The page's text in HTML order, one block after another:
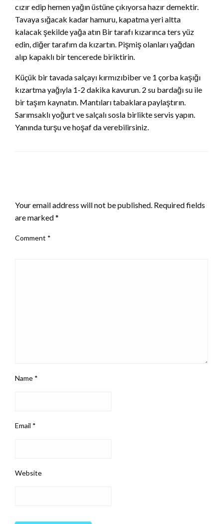
cızır edip hemen yağın üstüne çıkıyorsa hazır demektir.
Tavaya sığacak kadar hamuru, kapatma yeri altta
kalacak şekilde yağa atın Bir tarafı kızarınca ters yüz
edin, diğer tarafım da kızartın. Pişmiş olanları yağdan
alıp kapaklı bir tencerede biriktirin.
Küçük bir tavada salçayı kırmızıbiber ve 1 çorba kaşığı
kızartma yağıyla 1-2 dakika kavurun. 2 su bardağı su ile
bir taşım kaynatın. Mantıları tabaklara paylaştırın.
Sarımsaklı yoğurt ve salçalı sosla birlikte servis yapın.
Yanında turşu ve hoşaf da verebilirsiniz.
Your email address will not be published. Required fields
are marked*
Comment *
Name *
Email *
Website